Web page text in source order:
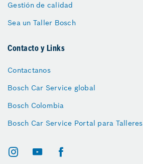
Gestión de calidad
Sea un Taller Bosch
Contacto y Links
Contactanos
Bosch Car Service global
Bosch Colombia
Bosch Car Service Portal para Talleres